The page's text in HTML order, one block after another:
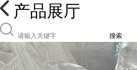
产品展厅
搜索